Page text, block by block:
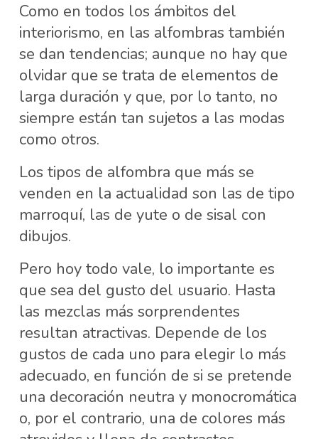
Como en todos los ámbitos del
interiorismo, en las alfombras también
se dan tendencias; aunque no hay que
olvidar que se trata de elementos de
larga duración y que, por lo tanto, no
siempre están tan sujetos a las modas
como otros.
Los tipos de alfombra que más se
venden en la actualidad son las de tipo
marroquí, las de yute o de sisal con
dibujos.
Pero hoy todo vale, lo importante es
que sea del gusto del usuario. Hasta
las mezclas más sorprendentes
resultan atractivas. Depende de los
gustos de cada uno para elegir lo más
adecuado, en función de si se pretende
una decoración neutra y monocromática
o, por el contrario, una de colores más